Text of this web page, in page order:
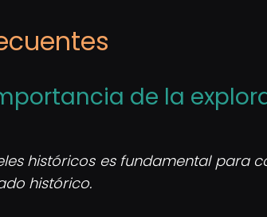
de la
históricos es fundamental para
histórico.